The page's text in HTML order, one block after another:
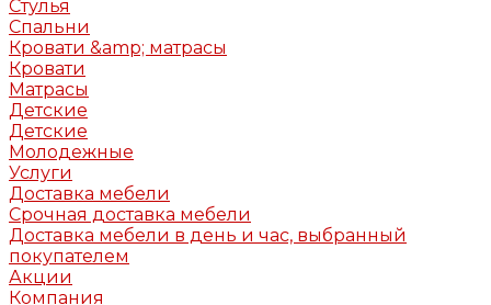
Стулья
Спальни
Кровати &amp; матрасы
Кровати
Матрасы
Детские
Детские
Молодежные
Услуги
Доставка мебели
Срочная доставка мебели
Доставка мебели в день и час, выбранный
покупателем
Акции
Компания